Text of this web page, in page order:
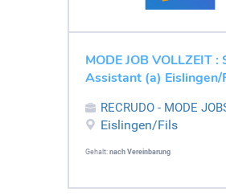
MODE JOB VOLLZEIT :
Assistant (a) Eislingen/
RECRUDO - MODE
Eislingen/Fils
Gehalt: nach Vereinbarung